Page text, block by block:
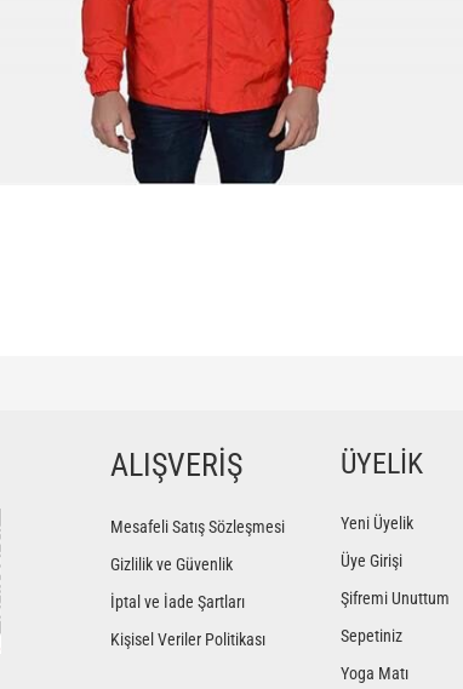
Yorum Yaz
ALIŞVERİŞ
Mesafeli Satış Sözleşmesi
Gizlilik ve Güvenlik
İptal ve İade Şartları
Kişisel Veriler Politikası
ÜYELİK
Yeni Üyelik
Üye Girişi
Şifremi Unuttum
Sepetiniz
Yoga Matı